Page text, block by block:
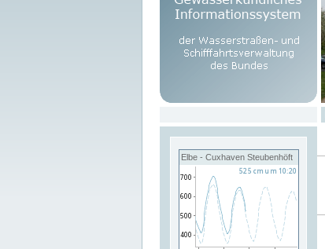
Elbe - Cuxhaven Steubenhöft